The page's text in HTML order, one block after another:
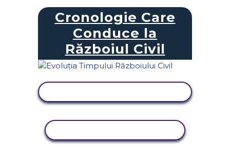
Cronologie Care
Conduce la
Războiul Civil